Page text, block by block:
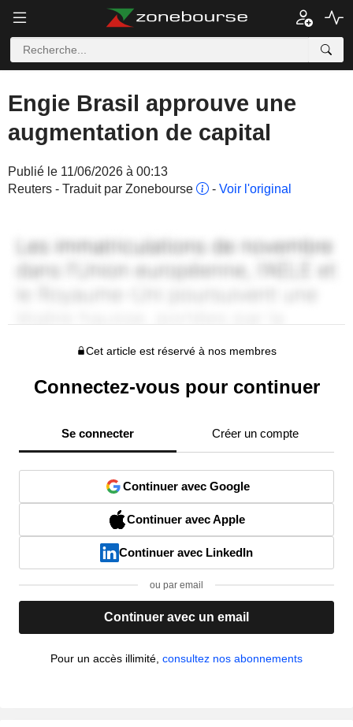
Engie Brasil approuve une
augmentation de capital
Publié le 11/06/2026 à 00:13
Reuters - Traduit par Zonebourse
- Voir l'original
Cet article est réservé à nos membres
Connectez-vous pour continuer
Se connecter Créer un compte
Continuer avec Google
Continuer avec Apple
Continuer avec LinkedIn
ou par email
Continuer avec un email
Pour un accès illimité, consultez nos abonnements